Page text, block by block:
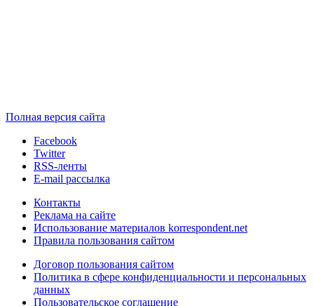
Полная версия сайта
Facebook
Twitter
RSS-ленты
E-mail рассылка
Контакты
Реклама на сайте
Использование материалов korrespondent.net
Правила пользования сайтом
Договор пользования сайтом
Политика в сфере конфиденциальности и персональных
данных
Пользовательское соглашение